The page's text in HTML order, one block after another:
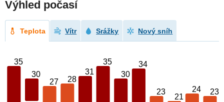
Výhled počasí
Teplota Vítr Srážky Nový sníh
35
30
27 28
31
35
30
34
23
21
24 23